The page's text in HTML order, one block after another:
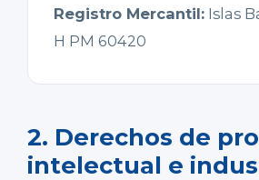
Registro Mercantil: Islas
H PM 60420
2. Derechos de
intelectual e